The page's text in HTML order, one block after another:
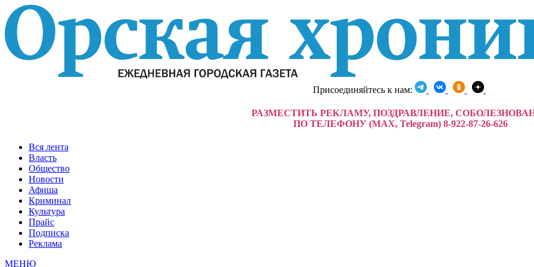
Присоединяйтесь к нам:
РАЗМЕСТИТЬ РЕКЛАМУ, ПОЗДРАВЛЕНИЕ,
ПО ТЕЛЕФОНУ (MAX, Telegram) 8-922-87-26-626
Вся лента
Власть
Общество
Новости
Афиша
Криминал
Культура
Прайс
Подписка
Реклама
МЕНЮ